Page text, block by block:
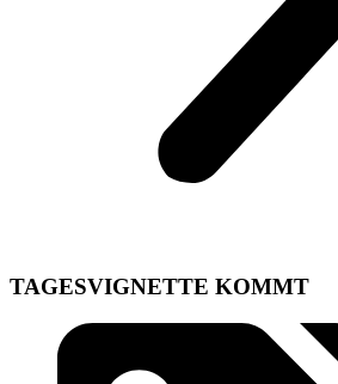
TAGESVIGNETTE KOMMT